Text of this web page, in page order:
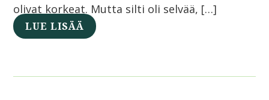
olivat korkeat. Mutta silti oli selvää, […]
LUE LISÄÄ